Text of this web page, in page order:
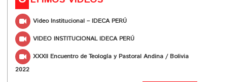
Video Institucional – IDECA PERÚ
VIDEO INSTITUCIONAL IDECA PERÚ
XXXII Encuentro de Teología y Pastoral Andina / Bolivia
2022